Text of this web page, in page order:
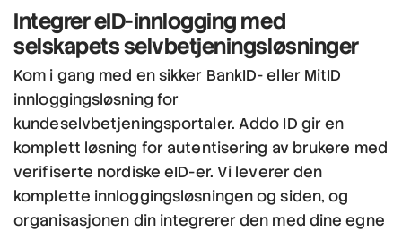
Integrer eID-innloggingmed
selskapets selvbetjeningsløsninger
Kom i gang med en sikker BankID- eller MitID
innloggingsløsning for
kundeselvbetjeningsportaler. Addo ID gir en
komplett løsning for autentisering av brukere med
verifiserte nordiske eID-er. Vi leverer den
komplette innloggingsløsningen og siden, og
organisasjonen din integrerer den med dine egne